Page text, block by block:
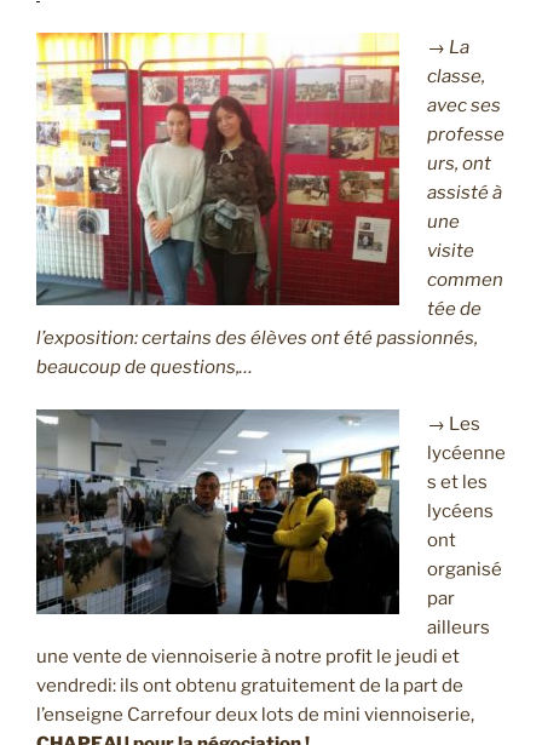
→ La
classe,
avec ses
professe
urs, ont
assisté à
une
visite
commen
tée de
l’exposition: certains des élèves ont été passionnés,
beaucoup de questions,…
→ Les
lycéenne
s et les
lycéens
ont
organisé
par
ailleurs
une vente de viennoiserie à notre profit le jeudi et
vendredi: ils ont obtenu gratuitement de la part de
l’enseigne Carrefour deux lots de mini viennoiserie,